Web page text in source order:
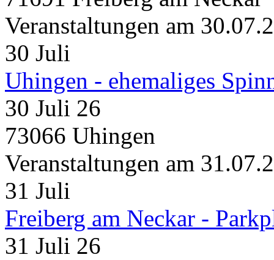
Veranstaltungen am
30 Juli
Uhingen - ehemaliges
30 Juli 26
73066 Uhingen
Veranstaltungen am
31 Juli
Freiberg am Neckar -
31 Juli 26